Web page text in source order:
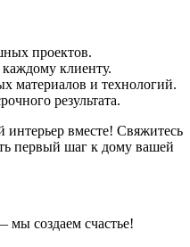
проектов.
клиенту.
материалов и технологий.
результата.
интерьер вместе! Свяжитесь
первый шаг к дому вашей
создаем счастье!